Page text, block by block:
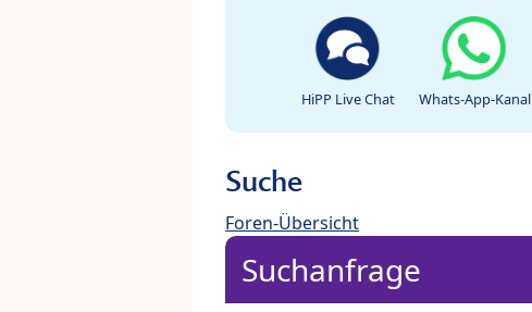
HiPP Live Chat Whats-App-Kanal
Suche
Foren-Übersicht
Suchanfrage